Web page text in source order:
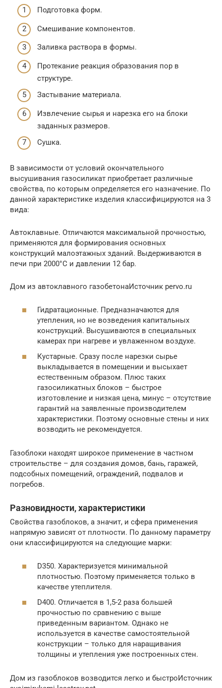
Подготовка форм.
Смешивание компонентов.
Заливка раствора в формы.
Протекание реакция образования пор в
структуре.
Застывание материала.
Извлечение сырья и нарезка его на блоки
заданных размеров.
Сушка.
В зависимости от условий окончательного
высушивания газосиликат приобретает различные
свойства, по которым определяется его назначение. По
данной характеристике изделия классифицируются на 3
вида:
Автоклавные. Отличаются максимальной прочностью,
применяются для формирования основных
конструкций малоэтажных зданий. Выдерживаются в
печи при 2000°C и давлении 12 бар.
Дом из автоклавного газобетонаИсточник pervo.ru
Гидратационные. Предназначаются для
утепления, но не возведения капитальных
конструкций. Высушиваются в специальных
камерах при нагреве и увлаженном воздухе.
Кустарные. Сразу после нарезки сырье
выкладывается в помещении и высыхает
естественным образом. Плюс таких
газосиликатных блоков – быстрое
изготовление и низкая цена, минус – отсутствие
гарантий на заявленные производителем
характеристики. Поэтому основные стены и них
возводить не рекомендуется.
Газоблоки находят широкое применение в частном
строительстве – для создания домов, бань, гаражей,
подсобных помещений, ограждений, подвалов и
погребов.
Разновидности, характеристики
Свойства газоблоков, а значит, и сфера применения
напрямую зависят от плотности. По данному параметру
они классифицируются на следующие марки:
D350. Характеризуется минимальной
плотностью. Поэтому применяется только в
качестве утеплителя.
D400. Отличается в 1,5-2 раза большей
прочностью по сравнению с выше
приведенным вариантом. Однако не
используется в качестве самостоятельной
конструкции – только для наращивания
толщины и утепления уже построенных стен.
Дом из газоблоков возводится легко и быстроИсточник